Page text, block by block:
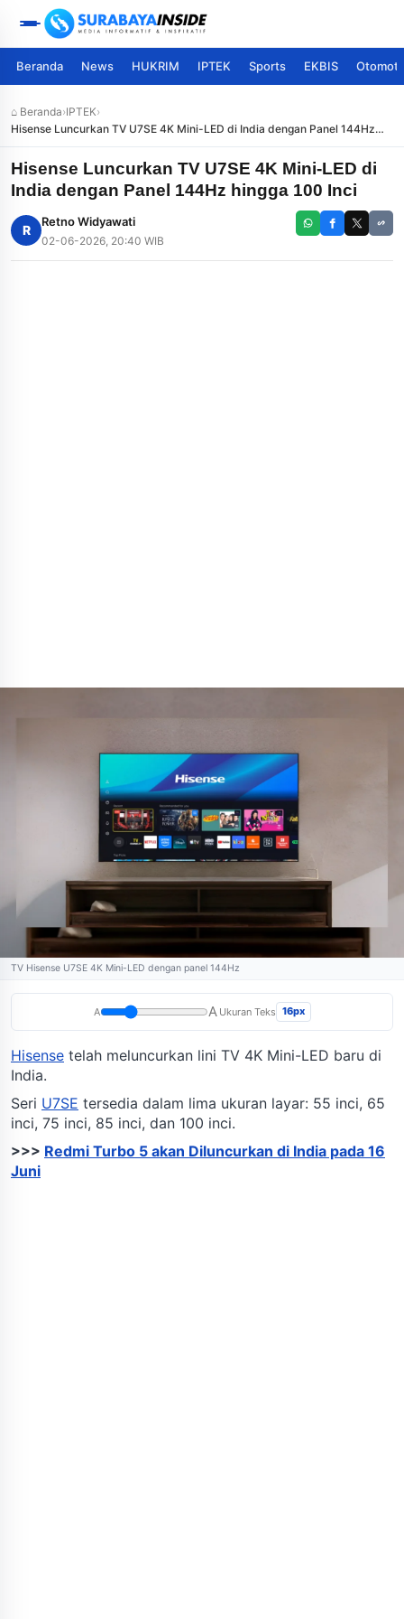
Beranda News HUKRIM IPTEK Sports EKBIS
⌂ Beranda›IPTEK›
Hisense Luncurkan TV U7SE 4K Mini-LED di India dengan Panel 144Hz
hingga 100 Inci
Hisense Luncurkan TV U7SE 4K Mini-LED di
India dengan Panel 144Hz hingga 100 Inci
R
Retno Widyawati
02-06-2026, 20:40 WIB
TV Hisense U7SE 4K Mini-LED dengan panel 144Hz
A A Ukuran Teks 16px
Hisense telah meluncurkan lini TV 4K Mini-LED baru di
India.
Seri U7SE tersedia dalam lima ukuran layar: 55 inci, 65
inci, 75 inci, 85 inci, dan 100 inci.
>>> Redmi Turbo 5 akan Diluncurkan di India pada 16
Juni